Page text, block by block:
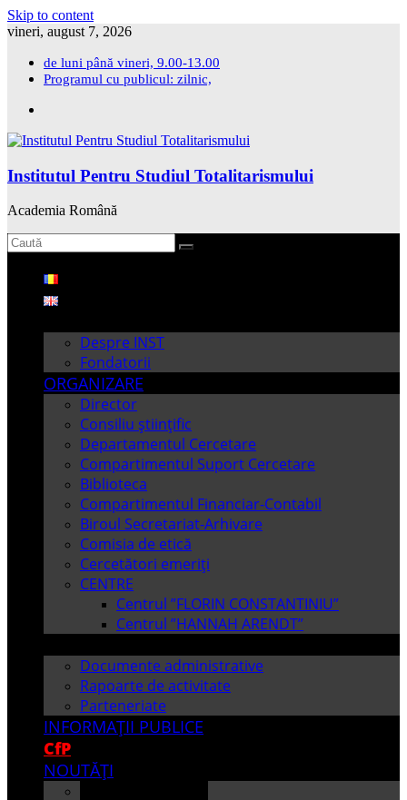
Skip to content
vineri, august 7, 2026
de luni până vineri, 9.00-13.00
Programul cu publicul: zilnic,
Institutul Pentru Studiul Totalitarismului
Academia Română
Despre INST
Fondatorii
ORGANIZARE
Director
Consiliu științific
Departamentul Cercetare
Compartimentul Suport Cercetare
Biblioteca
Compartimentul Financiar-Contabil
Biroul Secretariat-Arhivare
Comisia de etică
Cercetători emeriți
CENTRE
Centrul ”FLORIN CONSTANTINIU”
Centrul ”HANNAH ARENDT”
Documente administrative
Rapoarte de activitate
Parteneriate
INFORMAȚII PUBLICE
CfP
NOUTĂȚI